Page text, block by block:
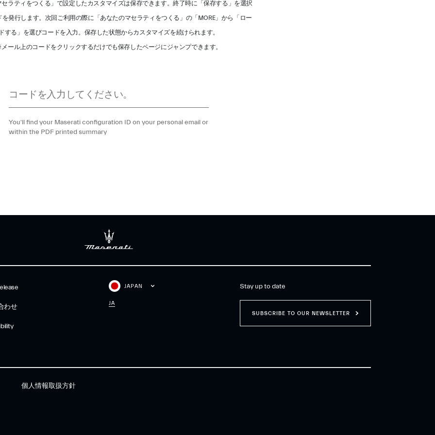
セラティをつくる」で設定したカスタマイズは保存できます。終了時に「保存する」を選択
を発行します。次回ご利用の際に「あなたのマセラティをつくる」の「MORE」から「ロー
ドする」を選びコードを入力。保存した状態からカスタマイズを続けられます。
ール上のコードをクリックするだけでも保存したページにジャンプできます。
You'll find your Maserati configuration ID on your personal email or
within the PDF printed summary
わせ
JAPAN
JA
Stay up to date
SUBSCRIBE TO OUR NEWSLETTER
個人情報取扱方針